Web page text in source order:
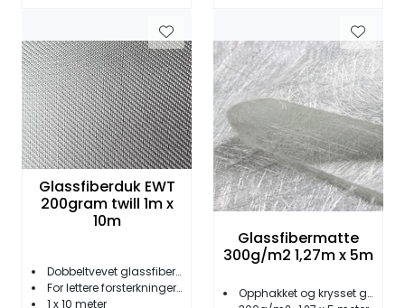
Glassfiberduk EWT
200gram twill 1m x
10m
Dobbeltvevet glassfiberduk 220g/m2
For lettere forsterkninger og rep.
1 x 10 meter
Glassfibermatte
300g/m2 1,27m x 5m
Opphakket og krysset glassfibermatte